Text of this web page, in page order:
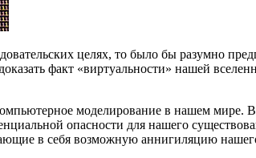
целях, то было бы разумно
факт «виртуальности» нашей
моделирование в нашем мире. В
опасности для нашего
в себя возможную аннигиляцию